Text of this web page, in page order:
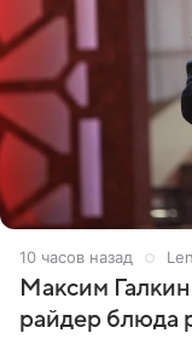
10 часов назад
Максим
райдер блюда